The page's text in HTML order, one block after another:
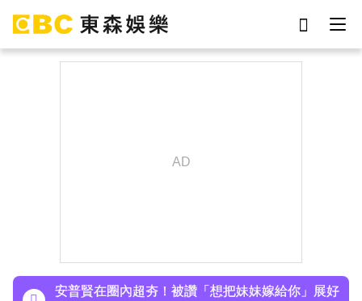
NiziU時隔兩年訪台 華西街取景吸粉朝聖
安普賢在圈內超夯！被讚「想把妹妹嫁給你」展好